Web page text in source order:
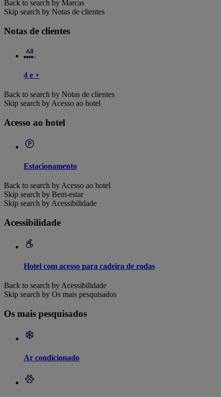
Back to search by Marcas
Skip search by Notas de clientes
Notas de clientes
4 e +
Back to search by Notas de clientes
Skip search by Acesso ao hotel
Acesso ao hotel
Estacionamento
Back to search by Acesso ao hotel
Skip search by Bem-estar
Skip search by Acessibilidade
Acessibilidade
Hotel com acesso para cadeira de rodas
Back to search by Acessibilidade
Skip search by Os mais pesquisados
Os mais pesquisados
Ar condicionado